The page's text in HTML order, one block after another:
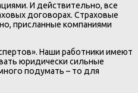
И действительно, все
договорах. Страховые
присланные компаниями
Наши работники имеют
юридически сильные
подумать – то для